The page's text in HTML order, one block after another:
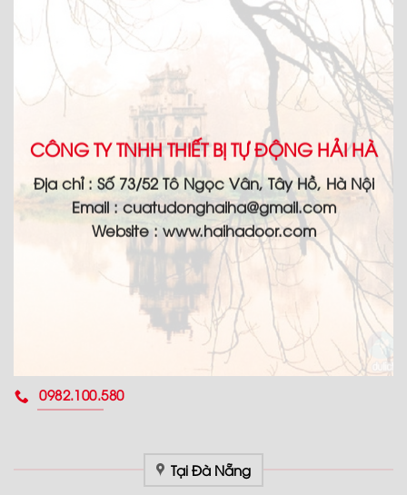
CÔNG TY TNHH THIẾT BỊ TỰ ĐỘNG HẢI HÀ
Địa chỉ :Số 73/52 Tô Ngọc Vân, Tây Hồ, Hà Nội
Email :cuatudonghaiha@gmail.com
Website : www.haihadoor.com
0982.100.580
Tại Đà Nẵng